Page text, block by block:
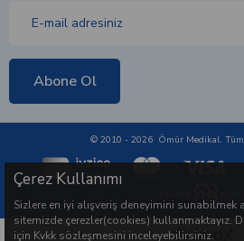
Çerez Kullanımı
Sizlere en iyi alışveriş deneyimini sunabilmek
sitemizde çerezler(cookies) kullanmaktayız.
için Kvkk sözleşmesini inceleyebilirsiniz.